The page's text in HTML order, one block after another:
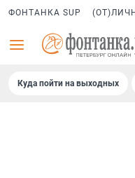
ФОНТАНКА SUP
Куда пойти на выходных